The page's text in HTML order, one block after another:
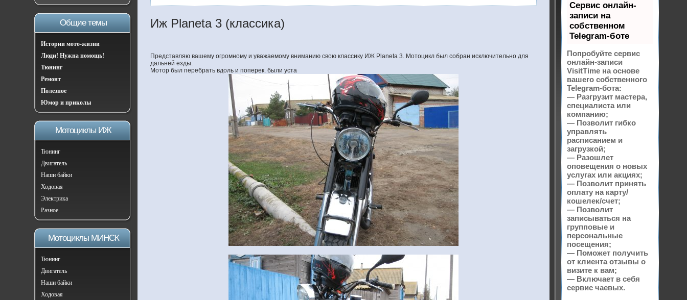
Общие темы
Истории мото-жизни
Люди! Нужна помощь!
Тюнинг
Ремонт
Полезное
Юмор и приколы
Мотоциклы ИЖ
Тюнинг
Двигатель
Наши байки
Ходовая
Электрика
Разное
Мотоциклы МИНСК
Тюнинг
Двигатель
Наши байки
Ходовая
Иж Planeta 3 (классика)
Представляю вашему огромному и уважаемому вниманию свою классику ИЖ Planeta 3. Мотоцикл был собран исключительно для
дальней езды.
Мотор был перебрать вдоль и поперек. были уста
Сервис онлайн-
записи на
собственном
Telegram-боте
Попробуйте сервис
онлайн-записи
VisitTime на основе
вашего собственного
Telegram-бота:
— Разгрузит мастера,
специалиста или
компанию;
— Позволит гибко
управлять
расписанием и
загрузкой;
— Разошлет
оповещения о новых
услугах или акциях;
— Позволит принять
оплату на карту/
кошелек/счет;
— Позволит
записываться на
групповые и
персональные
посещения;
— Поможет получить
от клиента отзывы о
визите к вам;
— Включает в себя
сервис чаевых.